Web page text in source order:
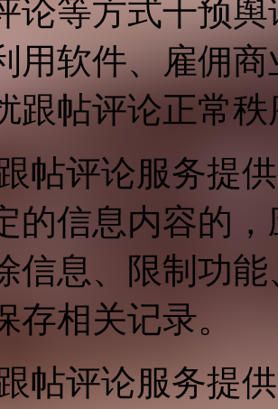
论等方式干预
用软件、雇佣
跟帖评论正常
帖评论服务提
的信息内容的
信息、限制功
存相关记录。
帖评论服务提